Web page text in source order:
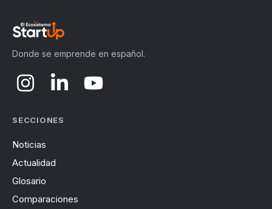
Donde se emprende en español.
SECCIONES
Noticias
Actualidad
Glosario
Comparaciones